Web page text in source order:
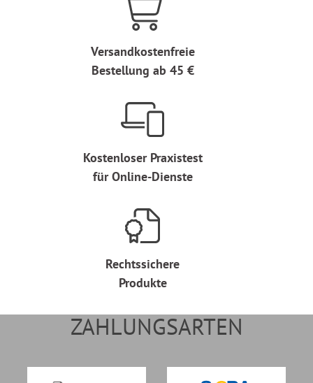
Versandkostenfreie
Bestellung ab 45 €
Kostenloser Praxistest
für Online-Dienste
Rechtssichere
Produkte
ZAHLUNGSARTEN